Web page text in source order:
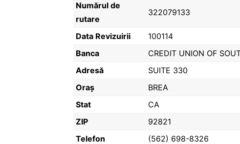
Numărul de
rutare
322079133
Data Revizuirii
100114
Banca
CREDIT UNION OF
Adresă
SUITE 330
Oraș
BREA
Stat
CA
ZIP
92821
Telefon
(562) 698-8326